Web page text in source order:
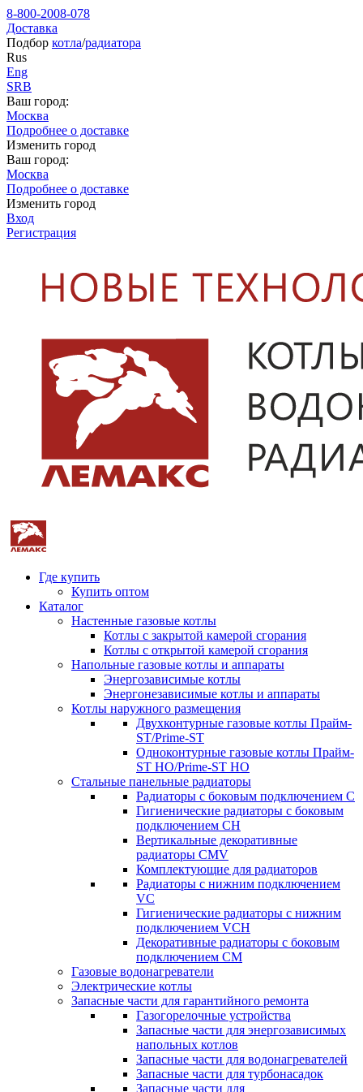
8-800-2008-078
Доставка
Подбор котла/радиатора
Rus
Eng
SRB
Ваш город:
Москва
Подробнее о доставке
Изменить город
Ваш город:
Москва
Подробнее о доставке
Изменить город
Вход
Регистрация
Где купить
Купить оптом
Каталог
Настенные газовые котлы
Котлы с закрытой камерой сгорания
Котлы с открытой камерой сгорания
Напольные газовые котлы и аппараты
Энергозависимые котлы
Энергонезависимые котлы и аппараты
Котлы наружного размещения
Двухконтурные газовые котлы Прайм-
ST/Prime-ST
Одноконтурные газовые котлы Прайм-
ST HO/Prime-ST HO
Стальные панельные радиаторы
Радиаторы c боковым подключением C
Гигиенические радиаторы c боковым
подключением CH
Вертикальные декоративные
радиаторы CMV
Комплектующие для радиаторов
Радиаторы c нижним подключением
VC
Гигиенические радиаторы c нижним
подключением VCH
Декоративные радиаторы с боковым
подключением CM
Газовые водонагреватели
Электрические котлы
Запасные части для гарантийного ремонта
Газогорелочные устройства
Запасные части для энергозависимых
напольных котлов
Запасные части для водонагревателей
Запасные части для турбонасадок
Запасные части для